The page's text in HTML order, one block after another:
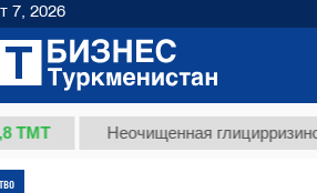
Неочищенная глицирризиновая
7, 2026